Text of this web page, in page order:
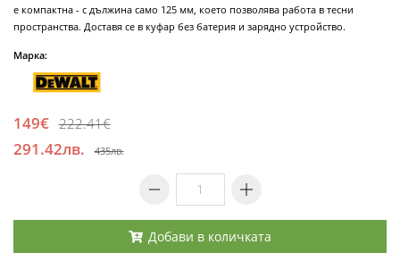
е компактна - с дължина само 125 мм, което позволява работа в тесни
пространства. Доставя се в куфар без батерия и зарядно устройство.
Марка:
149€ 222.41€
291.42лв. 435лв.
Добави в количката